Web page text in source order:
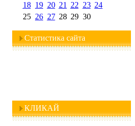
18 19 20 21 22 23 24
25 26 27 28 29 30
Статистика сайта
КЛИКАЙ